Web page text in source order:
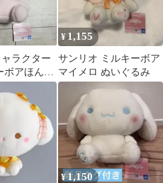
ラクター
ボアほんの
いぐるみ
リン
¥ 1,155
サンリオ ミルキーボア
マイメロ ぬいぐるみ
¥1,150